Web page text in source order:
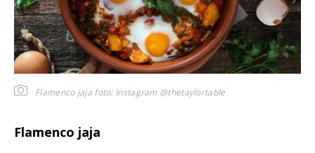
Flamenco jaja foto: Instagram @thetaylortable
Flamenco jaja